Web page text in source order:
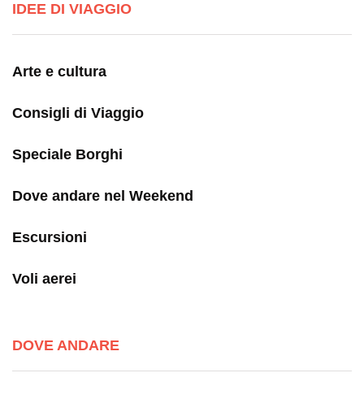
IDEE DI VIAGGIO
Arte e cultura
Consigli di Viaggio
Speciale Borghi
Dove andare nel Weekend
Escursioni
Voli aerei
DOVE ANDARE